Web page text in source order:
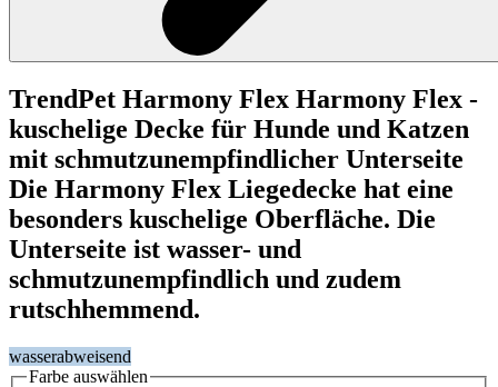
TrendPet Harmony Flex Harmony Flex -
kuschelige Decke für Hunde und Katzen
mit schmutzunempfindlicher Unterseite
Die Harmony Flex Liegedecke hat eine
besonders kuschelige Oberfläche. Die
Unterseite ist wasser- und
schmutzunempfindlich und zudem
rutschhemmend.
wasserabweisend
Farbe auswählen